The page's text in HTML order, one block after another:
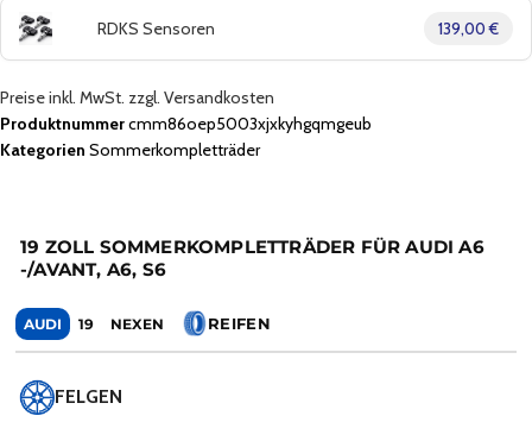
RDKS Sensoren 139,00 €
Preise inkl. MwSt. zzgl. Versandkosten
Produktnummercmm86oep5003xjxkyhgqmgeub
Kategorien Sommerkompletträder
19 ZOLL SOMMERKOMPLETTRÄDER FÜR AUDI A6
-/AVANT, A6, S6
AUDI 19 NEXEN REIFEN
FELGEN